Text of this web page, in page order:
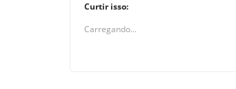
Curtir isso:
Carregando...